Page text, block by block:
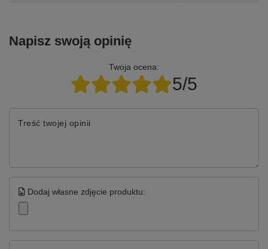
Napisz swoją opinię
Twoja ocena:
5/5
Treść twojej opinii
Dodaj własne zdjęcie produktu: